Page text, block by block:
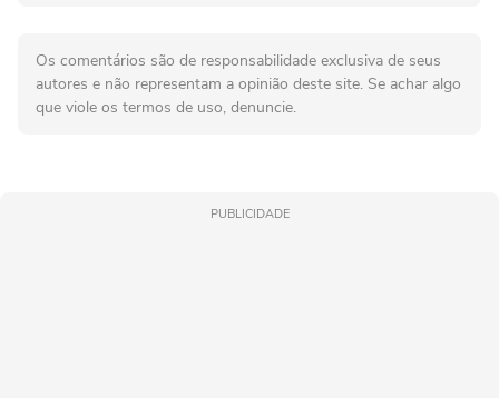
Os comentários são de responsabilidade exclusiva de seus
autores e não representam a opinião deste site. Se achar algo
que viole os termos de uso, denuncie.
PUBLICIDADE